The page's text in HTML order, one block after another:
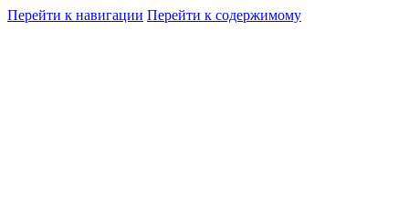
Перейти к навигации Перейти к содержимому